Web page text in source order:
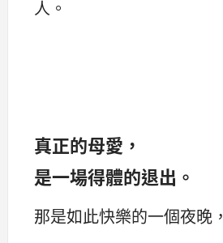
人。
真正的母愛，
是一場得體的退出。‌‌
那是如此快樂的一個夜晚，